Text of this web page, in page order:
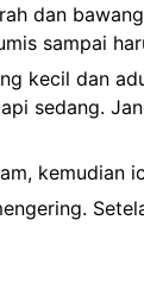
dan
sampai
kecil dan
sedang.
kemudian